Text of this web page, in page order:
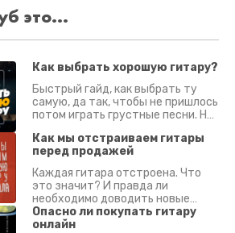
это...
Как выбрать хорошую гитару?
Быстрый гайд, как выбрать ту
самую, да так, чтобы не пришлось
потом играть грустные песни. На
Как мы отстраиваем гитары
перед продажей
Каждая гитара отстроена. Что
это значит? И правда ли
необходимо доводить новые
гитары? Если кратко - да.
Подробно - в видео :)
Опасно ли покупать гитару
онлайн